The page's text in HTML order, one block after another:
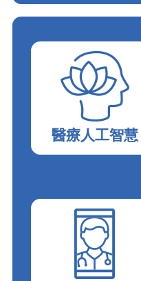
智慧醫療�G���e�_�I
醫療人工智慧